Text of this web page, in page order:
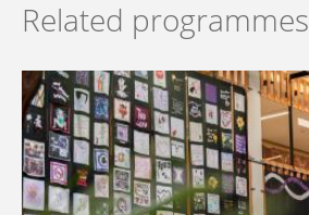
Related programmes